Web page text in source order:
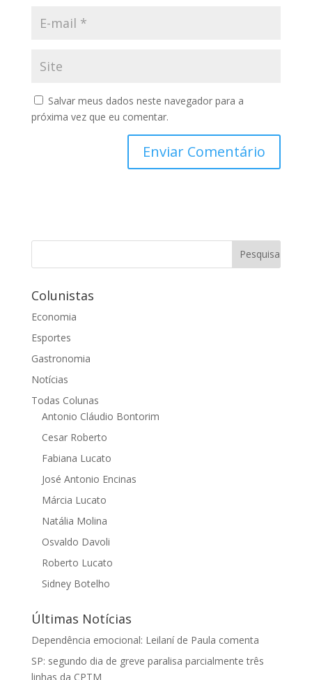
Salvar meus dados neste navegador para a
próxima vez que eu comentar.
Colunistas
Economia
Esportes
Gastronomia
Notícias
Todas Colunas
Antonio Cláudio Bontorim
Cesar Roberto
Fabiana Lucato
José Antonio Encinas
Márcia Lucato
Natália Molina
Osvaldo Davoli
Roberto Lucato
Sidney Botelho
Últimas Notícias
Dependência emocional: Leilaní de Paula comenta
SP: segundo dia de greve paralisa parcialmente três
linhas da CPTM